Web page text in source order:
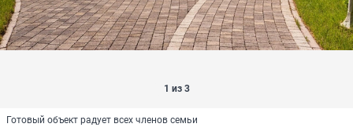
1 из 3
Готовый объект радует всех членов семьи